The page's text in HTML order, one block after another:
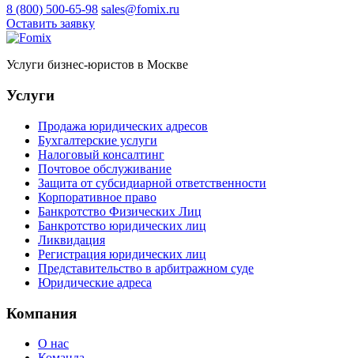
8 (800) 500-65-98 sales@fomix.ru
Оставить заявку
Услуги бизнес-юристов в Москве
Услуги
Продажа юридических адресов
Бухгалтерские услуги
Налоговый консалтинг
Почтовое обслуживание
Защита от субсидиарной ответственности
Корпоративное право
Банкротство Физических Лиц
Банкротство юридических лиц
Ликвидация
Регистрация юридических лиц
Представительство в арбитражном суде
Юридические адреса
Компания
О нас